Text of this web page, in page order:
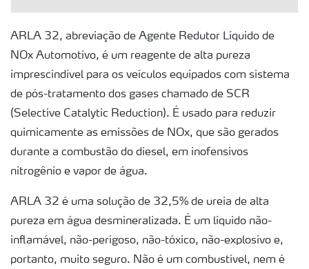
ARLA 32, abreviação de Agente Redutor Líquido de
NOx Automotivo, é um reagente de alta pureza
imprescindível para os veículos equipados com sistema
de pós-tratamento dos gases chamado de SCR
(Selective Catalytic Reduction). É usado para reduzir
quimicamente as emissões de NOx, que são gerados
durante a combustão do diesel, em inofensivos
nitrogênio e vapor de água.
ARLA 32 é uma solução de 32,5% de ureia de alta
pureza em água desmineralizada. É um líquido não-
inflamável, não-perigoso, não-tóxico, não-explosivo e,
portanto, muito seguro. Não é um combustível, nem é